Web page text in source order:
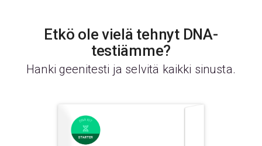
Etkö ole vielä tehnyt DNA-
testiämme?
Hanki geenitesti ja selvitä kaikki sinusta.